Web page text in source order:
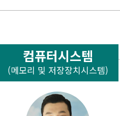
컴퓨터시스템
(메모리 및 저장장치시스템)